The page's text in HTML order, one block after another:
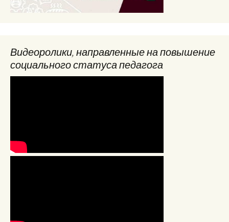
Видеоролики, направленные на повышение
социального статуса педагога